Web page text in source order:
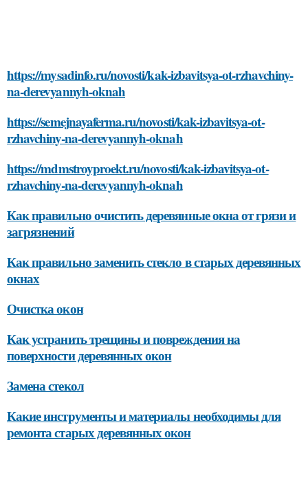
https://mysadinfo.ru/novosti/kak-izbavitsya-ot-rzhavchiny-
na-derevyannyh-oknah
https://semejnayaferma.ru/novosti/kak-izbavitsya-ot-
rzhavchiny-na-derevyannyh-oknah
https://mdmstroyproekt.ru/novosti/kak-izbavitsya-ot-
rzhavchiny-na-derevyannyh-oknah
Как правильно очистить деревянные окна от грязи и
загрязнений
Как правильно заменить стекло в старых деревянных
окнах
Очистка окон
Как устранить трещины и повреждения на
поверхности деревянных окон
Замена стекол
Какие инструменты и материалы необходимы для
ремонта старых деревянных окон